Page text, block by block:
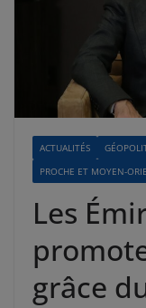
ACTUALITÉS
PROCHE ET MOYEN-
Les
grâce